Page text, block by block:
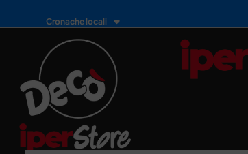
Cronache locali